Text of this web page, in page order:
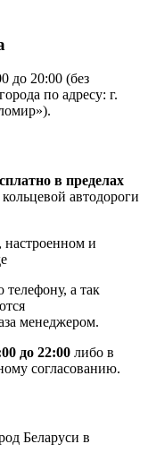
до 20:00 (без
по адресу: г.
в пределах
автодороги
настроенном и
телефону, а так
менеджером.
до 22:00 либо в
согласованию.
Беларуси в